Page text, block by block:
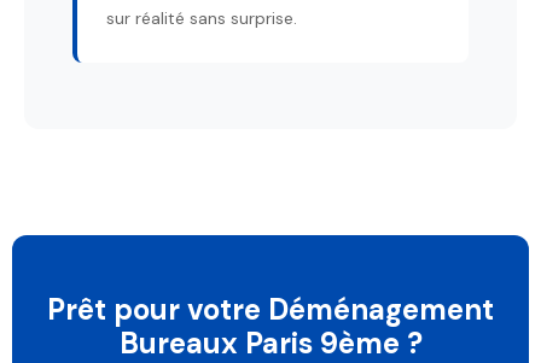
sur réalité sans surprise.
Prêt pour votre Déménagement
Bureaux Paris 9ème ?